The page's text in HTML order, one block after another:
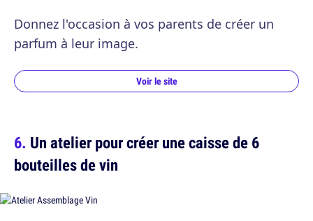
Donnez l'occasion à vos parents de créer un
parfum à leur image.
Voir le site
Un atelier pour créer une caisse de 6
bouteilles de vin